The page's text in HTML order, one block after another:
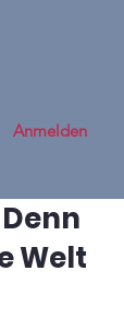
Anmelden
Welt